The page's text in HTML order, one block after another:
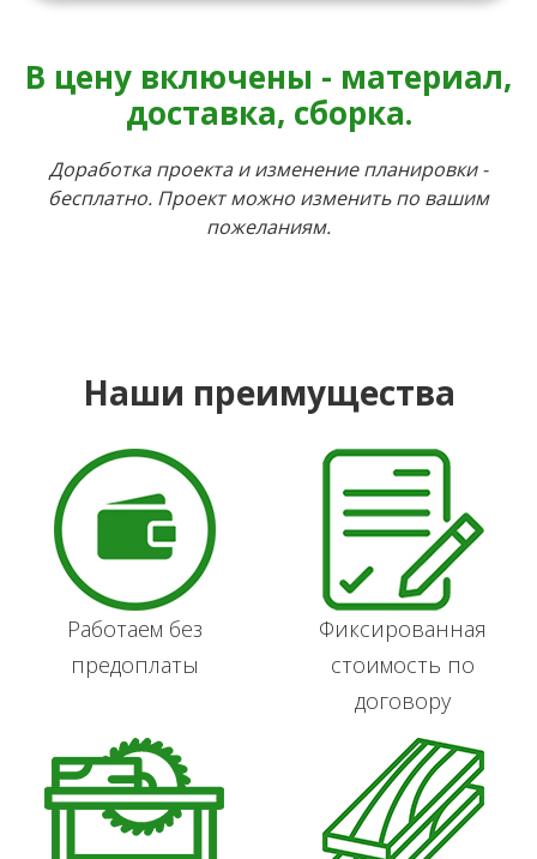
В цену включены - материал,
доставка, сборка.
Доработка проекта и изменение планировки -
бесплатно. Проект можно изменить по вашим
пожеланиям.
Наши преимущества
Работаем без
предоплаты
Фиксированная
стоимость по
договору